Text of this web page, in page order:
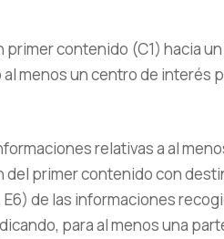
contenido (C1) hacia un
menos un centro de interés
relativas a al
primer contenido con
de las informaciones
para al menos una